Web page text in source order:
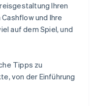
Ihren
und Ihre
auf dem Spiel, und
Tipps zu
von der Einführung